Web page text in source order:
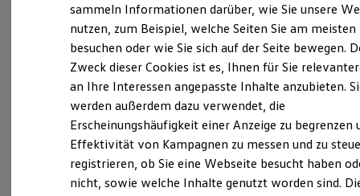
Reichweite
Reichweite der ID. Modelle
Reichweite im Winter
Laden
Laden unterwegs
Laden Zuhause
Ladezeitensimulator
Batterie
Sicherheit
Garantie und Lebensdauer
Nachhaltigkeit
Probefahrt vereinbaren
Fahrzeugangebot anfordern
sammeln Informationen darüber, wie Sie unsere
nutzen, zum Beispiel, welche Seiten Sie am meisten
besuchen oder wie Sie sich auf der Seite bewegen.
Zweck dieser Cookies ist es, Ihnen für Sie
an Ihre Interessen angepasste Inhalte anzubieten.
werden außerdem dazu verwendet, die
Erscheinungshäufigkeit einer Anzeige zu begrenzen
Effektivität von Kampagnen zu messen und zu
registrieren, ob Sie eine Webseite besucht haben
nicht, sowie welche Inhalte genutzt worden sind.